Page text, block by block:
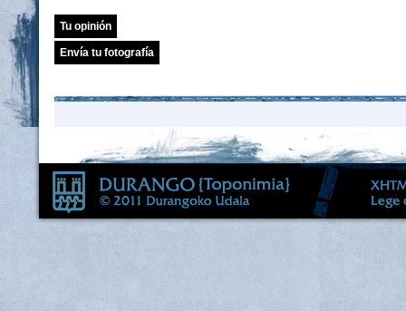
Tu opinión
Envía tu fotografía